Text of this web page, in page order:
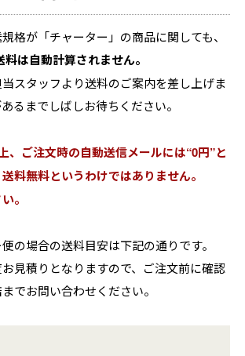
格が「チャーター」の商品に関しても、
料は自動計算されません。
スタッフより送料のご案内を差し上げま
るまでしばしお待ちください。
、ご注文時の自動送信メールには“0円”と
料無料というわけではありません。
。
の場合の送料目安は下記の通りです。
見積りとなりますので、ご注文前に確認
でお問い合わせください。